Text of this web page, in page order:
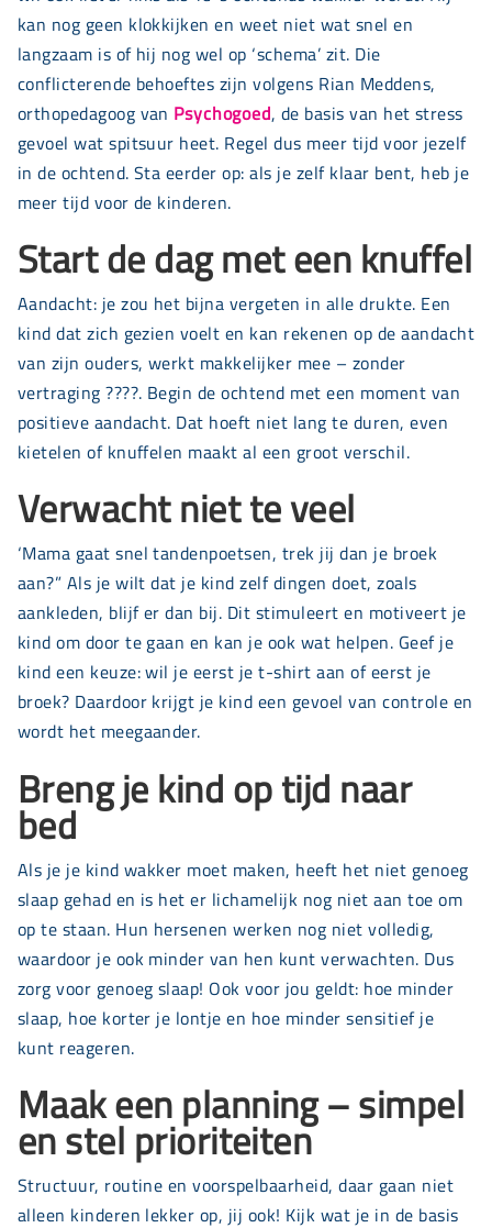
kan nog geen klokkijken en weet niet wat snel en
langzaam is of hij nog wel op ‘schema’ zit. Die
conflicterende behoeftes zijn volgens Rian Meddens,
orthopedagoog van Psychogoed, de basis van het stress
gevoel wat spitsuur heet. Regel dus meer tijd voor jezelf
in de ochtend. Sta eerder op: als je zelf klaar bent, heb je
meer tijd voor de kinderen.
Start de dag met een knuffel
Aandacht: je zou het bijna vergeten in alle drukte. Een
kind dat zich gezien voelt en kan rekenen op de aandacht
van zijn ouders, werkt makkelijker mee – zonder
vertraging ????. Begin de ochtend met een moment van
positieve aandacht. Dat hoeft niet lang te duren, even
kietelen of knuffelen maakt al een groot verschil.
Verwacht niet te veel
‘Mama gaat snel tandenpoetsen, trek jij dan je broek
aan?” Als je wilt dat je kind zelf dingen doet, zoals
aankleden, blijf er dan bij. Dit stimuleert en motiveert je
kind om door te gaan en kan je ook wat helpen. Geef je
kind een keuze: wil je eerst je t-shirt aan of eerst je
broek? Daardoor krijgt je kind een gevoel van controle en
wordt het meegaander.
Breng je kind op tijd naar
bed
Als je je kind wakker moet maken, heeft het niet genoeg
slaap gehad en is het er lichamelijk nog niet aan toe om
op te staan. Hun hersenen werken nog niet volledig,
waardoor je ook minder van hen kunt verwachten. Dus
zorg voor genoeg slaap! Ook voor jou geldt: hoe minder
slaap, hoe korter je lontje en hoe minder sensitief je
kunt reageren.
Maak een planning – simpel
en stel prioriteiten
Structuur, routine en voorspelbaarheid, daar gaan niet
alleen kinderen lekker op, jij ook! Kijk wat je in de basis